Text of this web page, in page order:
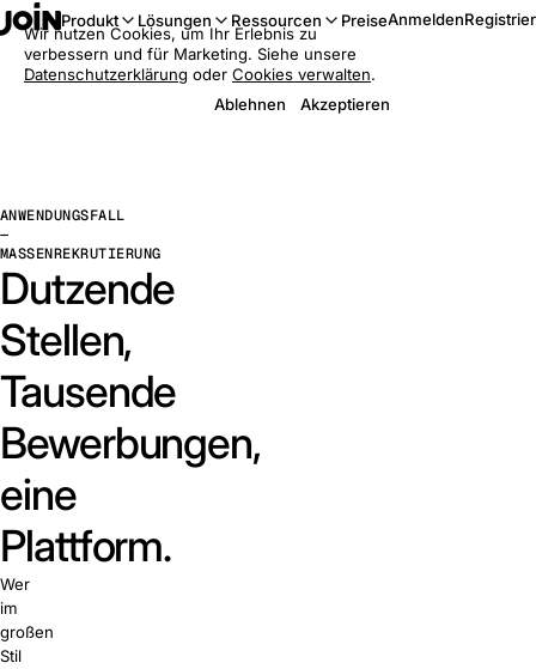
Produkt Lösungen Ressourcen PreiseAnmelden
ANWENDUNGSFALL
—
MASSENREKRUTIERUNG
Dutzende
Stellen,
Tausende
Bewerbungen,
eine
Plattform.
Wer
im
großen
Stil
Wir nutzen Cookies, um Ihr Erlebnis zu
verbessern und für Marketing. Siehe unsere
Datenschutzerklärung oder Cookies verwalten.
Ablehnen
Akzeptieren